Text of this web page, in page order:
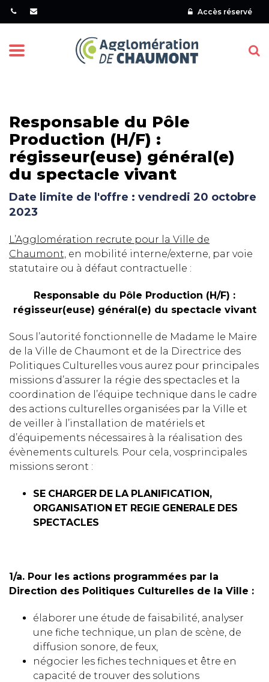
Accès réservé
Menu
Responsable du Pôle
Production (H/F) :
régisseur(euse) général(e)
du spectacle vivant
Date limite de l'offre : vendredi 20 octobre
2023
L’Agglomération recrute pour la Ville de
Chaumont, en mobilité interne/externe, par voie
statutaire ou à défaut contractuelle :
Responsable du Pôle Production (H/F) :
régisseur(euse) général(e) du spectacle vivant
Sous l’autorité fonctionnelle de Madame le Maire
de la Ville de Chaumont et de la Directrice des
Politiques Culturelles vous aurez pour principales
missions d’assurer la régie des spectacles et la
coordination de l’équipe technique dans le cadre
des actions culturelles organisées par la Ville et
de veiller à l’installation de matériels et
d’équipements nécessaires à la réalisation des
évènements culturels. Pour cela, vosprincipales
missions seront :
SE CHARGER DE LA PLANIFICATION,
ORGANISATION ET REGIE GENERALE DES
SPECTACLES
1/a. Pour les actions programmées par la
Direction des Politiques Culturelles de la Ville :
élaborer une étude de faisabilité, analyser
une fiche technique, un plan de scène, de
diffusion sonore, de feux,
négocier les fiches techniques et être en
capacité de trouver des solutions